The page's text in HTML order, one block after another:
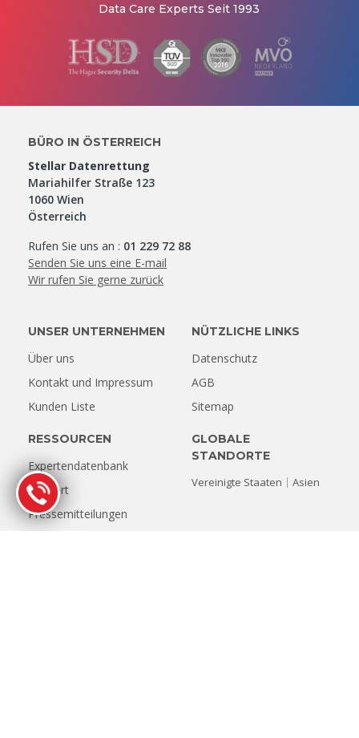
Data Care Experts Seit 1993
BÜRO IN ÖSTERREICH
Stellar Datenrettung
Mariahilfer Straße 123
1060 Wien
Österreich
Rufen Sie uns an : 01 229 72 88
Senden Sie uns eine E-mail
Wir rufen Sie gerne zurück
UNSER UNTERNEHMEN
Über uns
Kontakt und Impressum
Kunden Liste
NÜTZLICHE LINKS
Datenschutz
AGB
Sitemap
RESSOURCEN
Expertendatenbank
Support
Pressemitteilungen
GLOBALE
STANDORTE
Vereinigte Staaten
Asien